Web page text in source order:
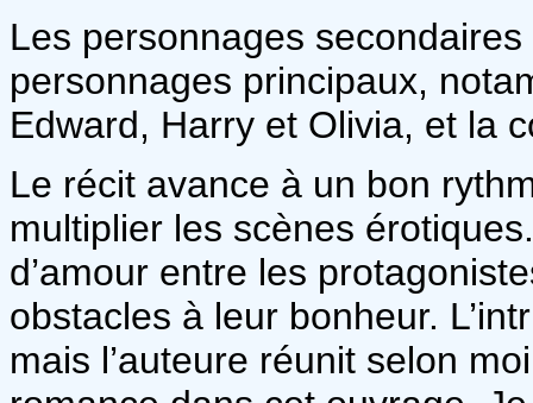
Les personnages
personnages principaux,
Edward, Harry et Olivia, et la
Le récit avance à un bon
multiplier les scènes
d’amour entre les
obstacles à leur bonheur.
mais l’auteure réunit selon